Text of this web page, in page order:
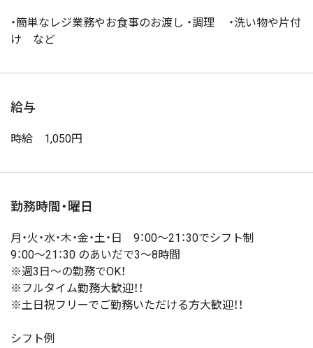
・簡単なレジ業務やお食事のお渡し ・調理 ・洗い物や片付
け など
給与
時給 1,050円
勤務時間・曜日
月・火・水・木・金・土・日 9：00～21：30でシフト制
9：00～21：30 のあいだで3～8時間
※週3日～の勤務でOK！
※フルタイム勤務大歓迎！！
※土日祝フリーでご勤務いただける方大歓迎！！
シフト例